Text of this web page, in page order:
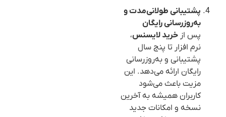
پشتیبانی طولانی‌مدت و
به‌روزرسانی رایگان
پس از خرید لایسنس،
نرم افزار تا پنج سال
پشتیبانی و به‌روزرسانی
رایگان ارائه می‌دهد. این
مزیت باعث می‌شود
کاربران همیشه به آخرین
نسخه و امکانات جدید